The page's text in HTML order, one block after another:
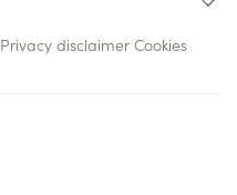
Privacy disclaimer Cookies